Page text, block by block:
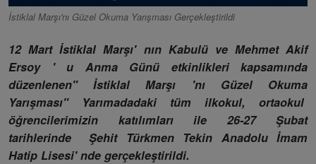
İstiklal Marşı'nı Güzel Okuma Yarışması Gerçekleştirildi
12 Mart İstiklal Marşı' nın Kabulü ve Mehmet Akif
Ersoy ' u Anma Günü etkinlikleri kapsamında
düzenlenen" İstiklal Marşı 'nı Güzel Okuma
Yarışması" Yarımadadaki tüm ilkokul, ortaokul
öğrencilerimizin katılımları ile 26-27 Şubat
tarihlerinde Şehit Türkmen Tekin Anadolu İmam
Hatip Lisesi' nde gerçekleştirildi.